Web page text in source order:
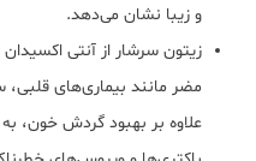
و زیبا نشان می‌دهد.
زیتون سرشار از آنتی
مضر مانند بیماری‌های
علاوه بر بهبود گردش خون،